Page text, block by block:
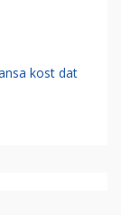
kost dat